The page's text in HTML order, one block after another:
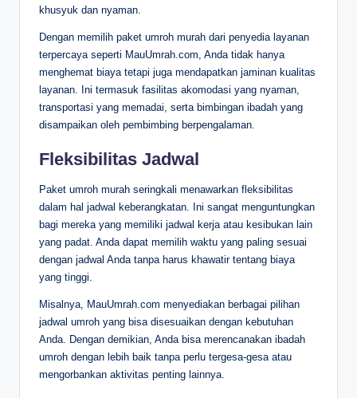
khusyuk dan nyaman.
Dengan memilih paket umroh murah dari penyedia layanan
terpercaya seperti MauUmrah.com, Anda tidak hanya
menghemat biaya tetapi juga mendapatkan jaminan kualitas
layanan. Ini termasuk fasilitas akomodasi yang nyaman,
transportasi yang memadai, serta bimbingan ibadah yang
disampaikan oleh pembimbing berpengalaman.
Fleksibilitas Jadwal
Paket umroh murah seringkali menawarkan fleksibilitas
dalam hal jadwal keberangkatan. Ini sangat menguntungkan
bagi mereka yang memiliki jadwal kerja atau kesibukan lain
yang padat. Anda dapat memilih waktu yang paling sesuai
dengan jadwal Anda tanpa harus khawatir tentang biaya
yang tinggi.
Misalnya, MauUmrah.com menyediakan berbagai pilihan
jadwal umroh yang bisa disesuaikan dengan kebutuhan
Anda. Dengan demikian, Anda bisa merencanakan ibadah
umroh dengan lebih baik tanpa perlu tergesa-gesa atau
mengorbankan aktivitas penting lainnya.